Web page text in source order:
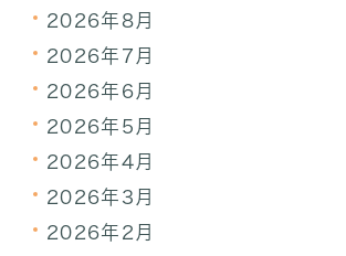
2026年8月
2026年7月
2026年6月
2026年5月
2026年4月
2026年3月
2026年2月